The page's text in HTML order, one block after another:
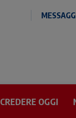
CREDERE OGGI